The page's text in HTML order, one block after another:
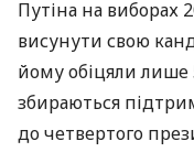
Путіна на виборах
висунути свою
йому обіцяли лише
збираються
до четвертого